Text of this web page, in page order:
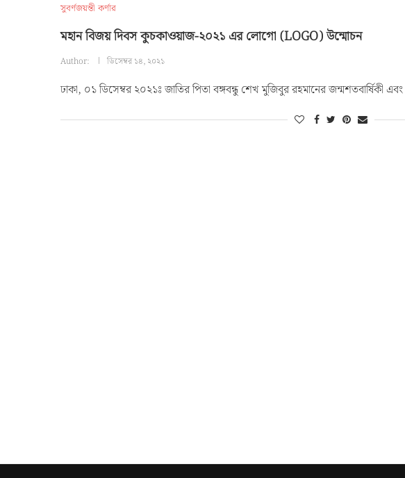
সুবর্ণজয়ন্তী কর্ণার
মহান বিজয় দিবস কুচকাওয়াজ-২০২১ এর লোগো (LOGO) উন্মোচন
Author: ডিসেম্বর ১৪, ২০২১
ঢাকা, ০১ ডিসেম্বর ২০২১ঃ জাতির পিতা বঙ্গবন্ধু শেখ মুজিবুর রহমানের জন্মশতবার্ষিকী এবং